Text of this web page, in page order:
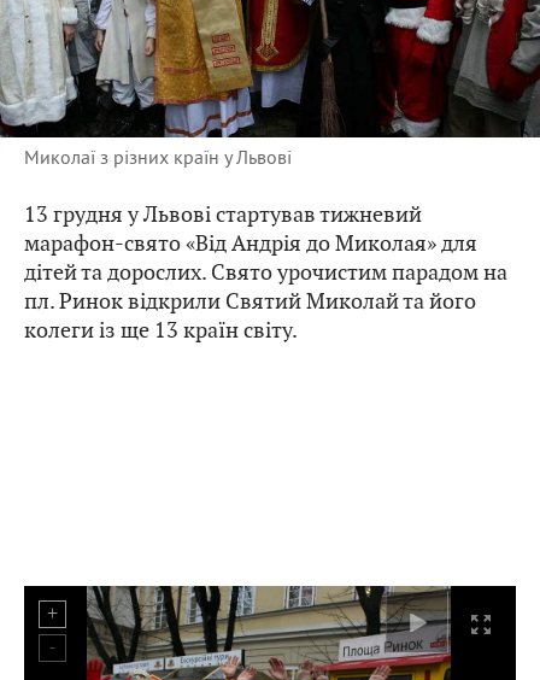
Миколаї з різних країн у Львові
13 грудня у Львові стартував тижневий
марафон-свято «Від Андрія до Миколая» для
дітей та дорослих. Свято урочистим парадом на
пл. Ринок відкрили Святий Миколай та його
колеги із ще 13 країн світу.